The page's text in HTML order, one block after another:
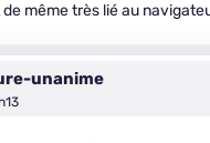
même très lié au
unanime